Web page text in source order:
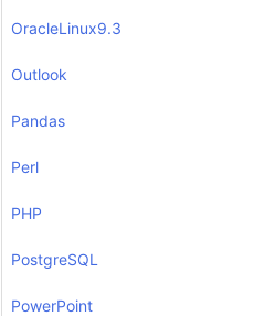
OracleLinux9.3
Outlook
Pandas
Perl
PHP
PostgreSQL
PowerPoint